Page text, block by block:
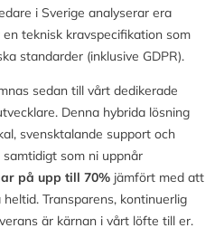
i Sverige analyserar era
teknisk kravspecifikation som
standarder (inklusive GDPR).
sedan till vårt dedikerade
Denna hybrida lösning
svensktalande support och
som ni uppnår
på upp till 70%jämfört med att
Transparens, kontinuerlig
är kärnan i vårt löfte till er.